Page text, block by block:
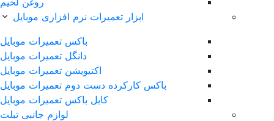
ابزار تعمیرات نرم افزاری موبایل
باکس تعمیرات موبایل
دانگل تعمیرات موبایل
اکتیویشن تعمیرات موبایل
باکس کارکرده دست دوم تعمیرات موبایل
کابل باکس تعمیرات موبایل
لوازم جانبی تبلت